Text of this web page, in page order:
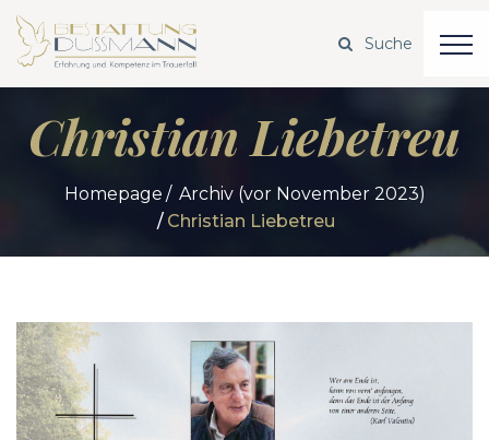
Christian Liebetreu
Homepage
Archiv (vor November 2023)
Christian Liebetreu